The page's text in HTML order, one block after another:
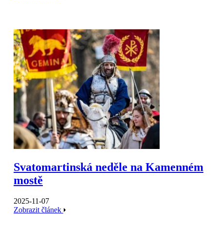
Svatomartinská neděle na Kamenném
mostě
2025-11-07
Zobrazit článek